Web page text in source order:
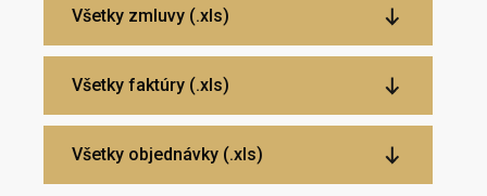
Všetky zmluvy (.xls)
Všetky faktúry (.xls)
Všetky objednávky (.xls)